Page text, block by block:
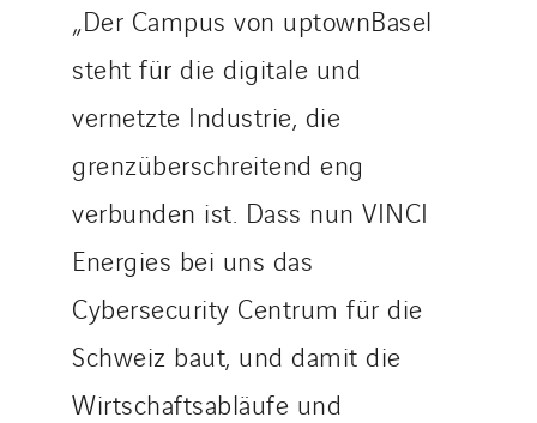
„Der Campus von uptownBasel
steht für die digitale und
vernetzte Industrie, die
grenzüberschreitend eng
verbunden ist. Dass nun VINCI
Energies bei uns das
Cybersecurity Centrum für die
Schweiz baut, und damit die
Wirtschaftsabläufe und